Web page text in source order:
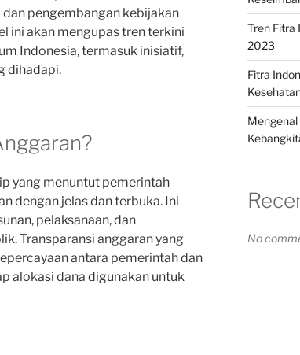
pengembangan kebijakan
ini akan mengupas tren terkini
Indonesia, termasuk inisiatif,
dihadapi.
yang menuntut pemerintah
dengan jelas dan terbuka. Ini
pelaksanaan, dan
Transparansi anggaran yang
antara pemerintah dan
alokasi dana digunakan untuk
Tren Fitra
2023
Fitra
Mengenal
No